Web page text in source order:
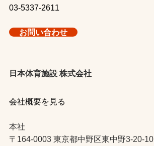
03-5337-2611
お問い合わせ
日本体育施設 株式会社
会社概要を見る
本社
〒164-0003 東京都中野区東中野3-20-10